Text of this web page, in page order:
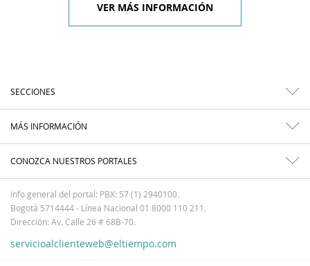
VER MÁS INFORMACIÓN
SECCIONES
MÁS INFORMACIÓN
CONOZCA NUESTROS PORTALES
Info general del portal: PBX: 57 (1) 2940100.
Bogotá 5714444 - Línea Nacional 01 8000 110 211.
Dirección: Av. Calle 26 # 68B-70.
servicioalclienteweb@eltiempo.com